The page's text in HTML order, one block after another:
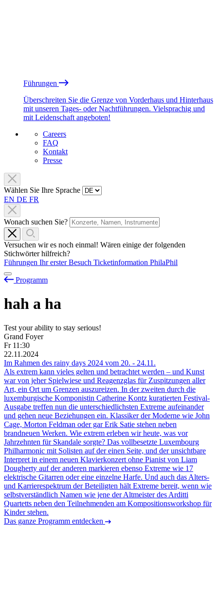
Führungen
Überschreiten Sie die Grenze von Vorderhaus und Hinterhaus
mit unseren Tages- oder Nachtführungen. Vielsprachig und
mit Leidenschaft angeboten!
Careers
FAQ
Kontakt
Presse
Wählen Sie Ihre Sprache
EN DE FR
Wonach suchen Sie?
Versuchen wir es noch einmal! Wären einige der folgenden
Stichwörter hilfreich?
Führungen Ihr erster Besuch Ticketinformation PhilaPhil
Programm
hah a ha
Test your ability to stay serious!
Grand Foyer
Fr 11:30
22.11.2024
Im Rahmen des rainy days 2024 vom 20. - 24.11.
Als extrem kann vieles gelten und betrachtet werden – und Kunst
war von jeher Spielwiese und Reagenzglas für Zuspitzungen aller
Art, ein Ort um Grenzen auszureizen. In der zweiten durch die
luxemburgische Komponistin Catherine Kontz kuratierten Festival-
Ausgabe treffen nun die unterschiedlichsten Extreme aufeinander
und gehen neue Beziehungen ein. Klassiker der Moderne wie John
Cage, Morton Feldman oder gar Erik Satie stehen neben
brandneuen Werken. Wie extrem erleben wir heute, was vor
Jahrzehnten für Skandale sorgte? Das vollbesetzte Luxembourg
Philharmonic mit Solisten auf der einen Seite, und der unsichtbare
Interpret in einem neuen Klavierkonzert ohne Pianist von Liam
Dougherty auf der anderen markieren ebenso Extreme wie 17
elektrische Gitarren oder eine einzelne Harfe. Und auch das Alters-
und Karrierespektrum der Beteiligten hält Extreme bereit, wenn wie
selbstverständlich Namen wie jene der Altmeister des Arditti
Quartetts neben den Teilnehmenden am Kompositionsworkshop für
Kinder stehen.
Das ganze Programm entdecken